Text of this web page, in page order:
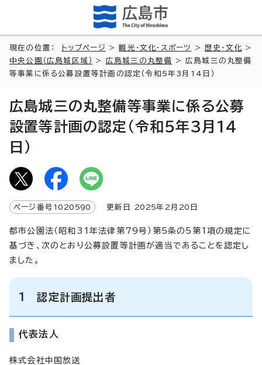
現在の位置： トップページ >観光・文化・スポーツ > 歴史・文化 >
中央公園（広島城区域）
> 広島城三の丸整備
> 広島城三の丸整備
等事業に係る公募設置等計画の認定（令和5年3月14日）
広島城三の丸整備等事業に係る公募
設置等計画の認定（令和5年3月14
日）
ページ番号 1020590 更新日 2025年2月 20 日
都市公園法（昭和31年法律第79号）第5条の5第1項の規定に
基づき、次のとおり公募設置等計画が適当であることを認定し
ました。
1 認定計画提出者
代表法人
株式会社中国放送